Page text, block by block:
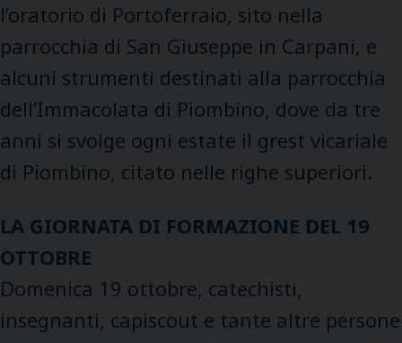
l’oratorio di Portoferraio, sito nella
parrocchia di San Giuseppe in Carpani, e
alcuni strumenti destinati alla parrocchia
dell’Immacolata di Piombino, dove da tre
anni si svolge ogni estate il grest vicariale
di Piombino, citato nelle righe superiori.
LA GIORNATA DI FORMAZIONE DEL 19
OTTOBRE
Domenica 19 ottobre, catechisti,
insegnanti, capiscout e tante altre persone